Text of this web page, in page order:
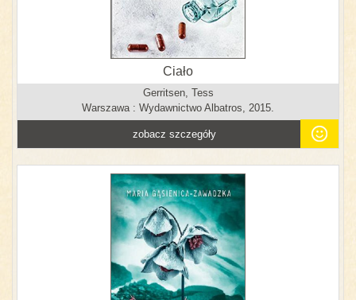
Ciało
Gerritsen, Tess
Warszawa : Wydawnictwo Albatros, 2015.
zobacz szczegóły